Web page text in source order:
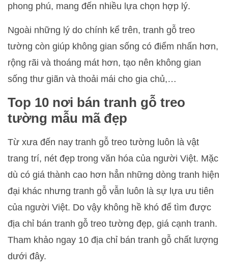
phong phú, mang đến nhiều lựa chọn hợp lý.
Ngoài những lý do chính kể trên, tranh gỗ treo
tường còn giúp không gian sống có điểm nhấn hơn,
rộng rãi và thoáng mát hơn, tạo nên không gian
sống thư giãn và thoải mái cho gia chủ,…
Top 10 nơi bán tranh gỗ treo
tường mẫu mã đẹp
Từ xưa đến nay tranh gỗ treo tường luôn là vật
trang trí, nét đẹp trong văn hóa của người Việt. Mặc
dù có giá thành cao hơn hẳn những dòng tranh hiện
đại khác nhưng tranh gỗ vẫn luôn là sự lựa ưu tiên
của người Việt. Do vậy không hề khó để tìm được
địa chỉ bán tranh gỗ treo tường đẹp, giá cạnh tranh.
Tham khảo ngay 10 địa chỉ bán tranh gỗ chất lượng
dưới đây.